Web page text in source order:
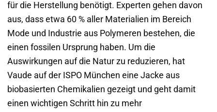
für die Herstellung benötigt. Experten gehen davon
aus, dass etwa 60 % aller Materialien im Bereich
Mode und Industrie aus Polymeren bestehen, die
einen fossilen Ursprung haben. Um die
Auswirkungen auf die Natur zu reduzieren, hat
Vaude auf der ISPO München eine Jacke aus
biobasierten Chemikalien gezeigt und geht damit
einen wichtigen Schritt hin zu mehr